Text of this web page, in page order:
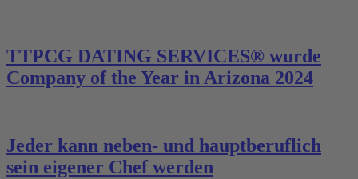
TTPCG DATING SERVICES® wurde
Company of the Year in Arizona 2024
Jeder kann neben- und hauptberuflich
sein eigener Chef werden